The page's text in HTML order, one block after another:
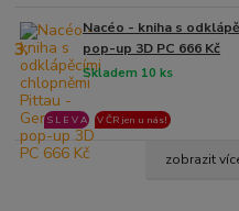
3.
Nacéo - kniha s
pop-up 3D PC 666 Kč
Skladem 10 ks
S L E V A V ČR jen u nás!
zobrazit